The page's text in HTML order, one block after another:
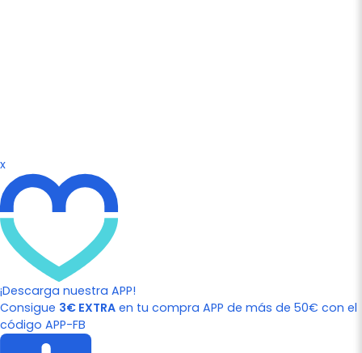
x
¡Descarga nuestra APP!
Consigue 3€ EXTRA en tu compra APP de más de 50€ con el
código APP-FB